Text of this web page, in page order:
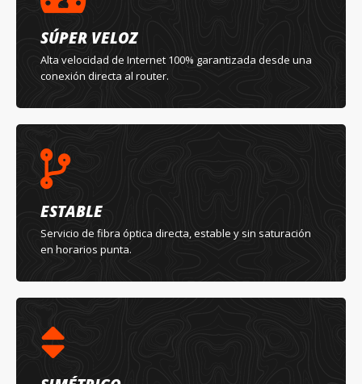
SÚPER VELOZ
Alta velocidad de Internet 100% garantizada desde una
conexión directa al router.
ESTABLE
Servicio de fibra óptica directa, estable y sin saturación
en horarios punta.